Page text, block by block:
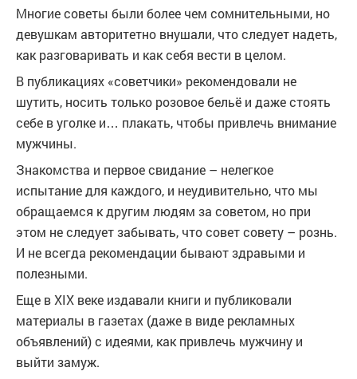
Многие советы были более чем сомнительными, но
девушкам авторитетно внушали, что следует надеть,
как разговаривать и как себя вести в целом.
В публикациях «советчики» рекомендовали не
шутить, носить только розовое бельё и даже стоять
себе в уголке и… плакать, чтобы привлечь внимание
мужчины.
Знакомства и первое свидание – нелегкое
испытание для каждого, и неудивительно, что мы
обращаемся к другим людям за советом, но при
этом не следует забывать, что совет совету – рознь.
И не всегда рекомендации бывают здравыми и
полезными.
Еще в XIX веке издавали книги и публиковали
материалы в газетах (даже в виде рекламных
объявлений) с идеями, как привлечь мужчину и
выйти замуж.